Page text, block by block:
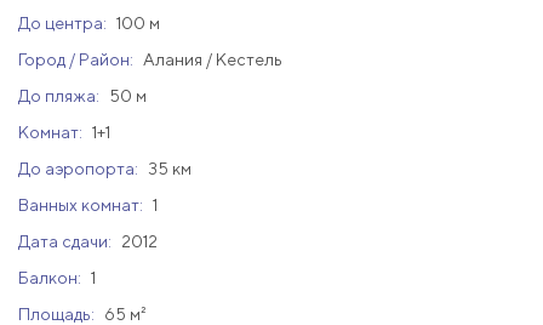
До центра: 100 м
Город / Район:
Алания / Кестель
До пляжа:
50 м
Комнат: 1+1
До аэропорта:
35 км
Ванных комнат: 1
Дата сдачи:
2012
Балкон: 1
Площадь:
65 м²